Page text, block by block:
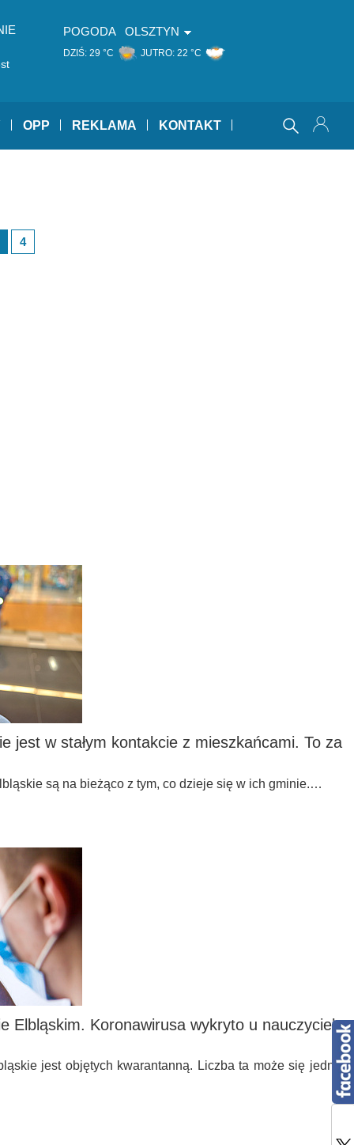
POGODA OLSZTYN
DZIŚ: 29 °C JUTRO: 22 °C
OPP REKLAMA KONTAKT
jest w stałym kontakcie z mieszkańcami. To za
są na bieżąco z tym, co dzieje się w ich gminie.…
Elbląskim. Koronawirusa wykryto u nauczyciela
jest objętych kwarantanną. Liczba ta może się jednak
4